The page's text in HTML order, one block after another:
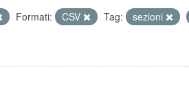
Formati: CSV Tag: sezioni